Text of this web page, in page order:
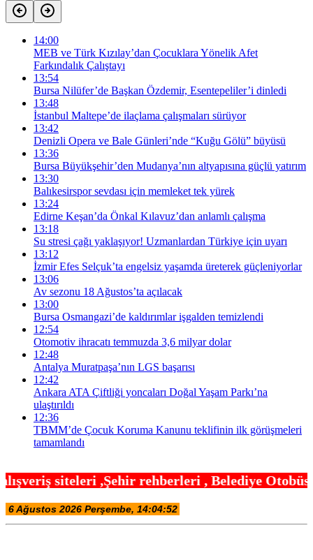
14:00
MEB ve Türk Kızılay’dan Çocuklara Yönelik Afet
Farkındalık Çalıştayı
13:54
Bursa Nilüfer’de Başkan Özdemir, Esentepeliler’i dinledi
13:48
İstanbul Maltepe’de ilaçlama çalışmaları sürüyor
13:42
Denizli Opera ve Bale Günleri’nde “Kuğu Gölü” büyüsü
13:36
Bursa Büyükşehir’den Mudanya’nın altyapısına güçlü yatırım
13:30
Balıkesirspor sevdası için memleket tek yürek
13:24
Edirne Keşan’da Önkal Kılavuz’dan anlamlı çalışma
13:18
Su stresi çağı yaklaşıyor! Uzmanlardan Türkiye için uyarı
13:12
İzmir Efes Selçuk’ta engelsiz yaşamda üreterek güçleniyorlar
13:06
Av sezonu 18 Ağustos’ta açılacak
13:00
Bursa Osmangazi’de kaldırımlar işgalden temizlendi
12:54
Otomotiv ihracatı temmuzda 3,6 milyar dolar
12:48
Antalya Muratpaşa’nın LGS başarısı
12:42
Ankara ATA Çiftliği yoncaları Doğal Yaşam Parkı’na
ulaştırıldı
12:36
TBMM’de Çocuk Koruma Kanunu teklifinin ilk görüşmeleri
tamamlandı
,Şehir rehberleri , Belediye